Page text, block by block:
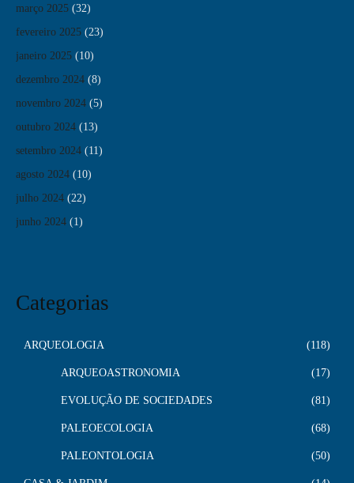
março 2025 (32)
fevereiro 2025 (23)
janeiro 2025 (10)
dezembro 2024 (8)
novembro 2024 (5)
outubro 2024 (13)
setembro 2024 (11)
agosto 2024 (10)
julho 2024 (22)
junho 2024 (1)
Categorias
ARQUEOLOGIA 118
ARQUEOASTRONOMIA 17
EVOLUÇÃO DE SOCIEDADES 81
PALEOECOLOGIA 68
PALEONTOLOGIA 50